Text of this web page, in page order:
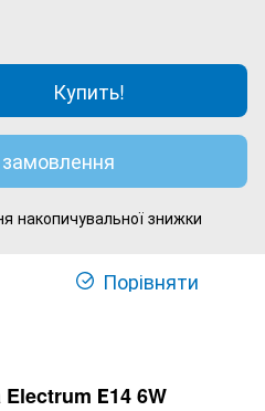
Купить!
накопичувальної знижки
Порівняти
Е14 6W